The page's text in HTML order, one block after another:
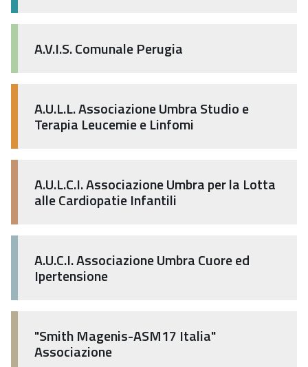
A.V.I.S. Comunale Perugia
A.U.L.L. Associazione Umbra Studio e
Terapia Leucemie e Linfomi
A.U.L.C.I. Associazione Umbra per la Lotta
alle Cardiopatie Infantili
A.U.C.I. Associazione Umbra Cuore ed
Ipertensione
"Smith Magenis-ASM17 Italia"
Associazione